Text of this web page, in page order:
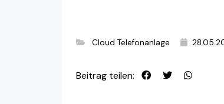
Cloud Telefonanlage
Beitrag teilen: